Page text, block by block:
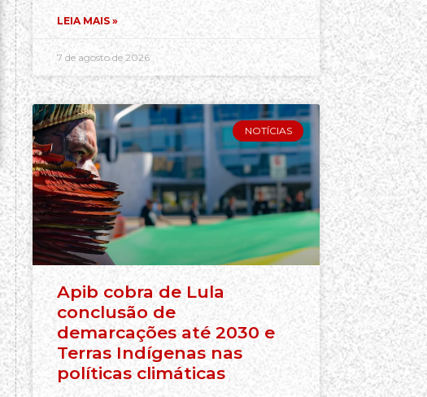
LEIA MAIS »
7 de agosto de 2026
NOTÍCIAS
Apib cobra de Lula
conclusão de
demarcações até 2030 e
Terras Indígenas nas
políticas climáticas